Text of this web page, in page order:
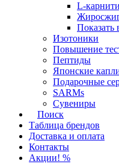
L-
Показать
Изотоники
Повышение
Пептиды
Японские
Подарочные
SARMs
Сувениры
Поиск
Таблица брендов
Доставка и оплата
Контакты
Акции! %